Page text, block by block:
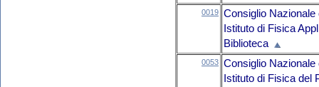
0019 Consiglio Nazionale
Istituto di Fisica
Biblioteca
0053 Consiglio Nazionale
Istituto di Fisica del